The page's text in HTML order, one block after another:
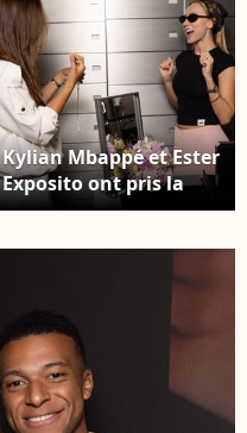
Kylian Mbappé et Ester
Exposito ont pris la
pose dans la boutique